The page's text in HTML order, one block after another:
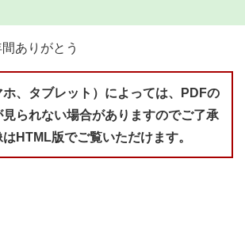
ありがとう
、タブレット）によっては、PDFの
られない場合がありますのでご了承
HTML版でご覧いただけます。